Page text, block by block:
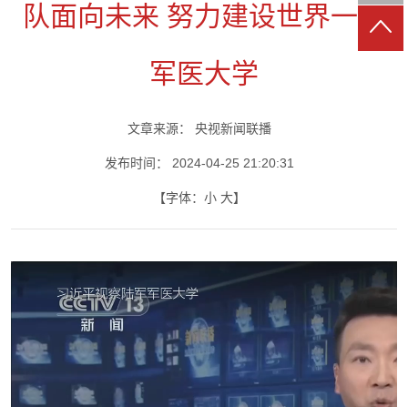
队面向未来 努力建设世界一流
军医大学
文章来源： 央视新闻联播
发布时间： 2024-04-25 21:20:31
【字体： 小 大】